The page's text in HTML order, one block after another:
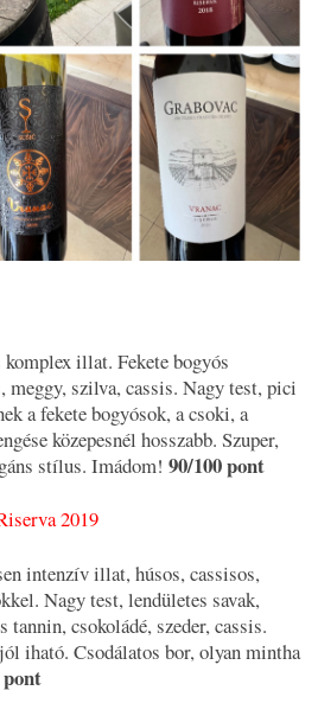
illat. Fekete bogyós
meggy, szilva, cassis. Nagy test, pici
a fekete bogyósok, a csoki, a
közepesnél hosszabb. Szuper,
stílus. Imádom! 90/100 pont
2019
intenzív illat, húsos, cassisos,
Nagy test, lendületes savak,
tannin, csokoládé, szeder, cassis.
iható. Csodálatos bor, olyan mintha
pont